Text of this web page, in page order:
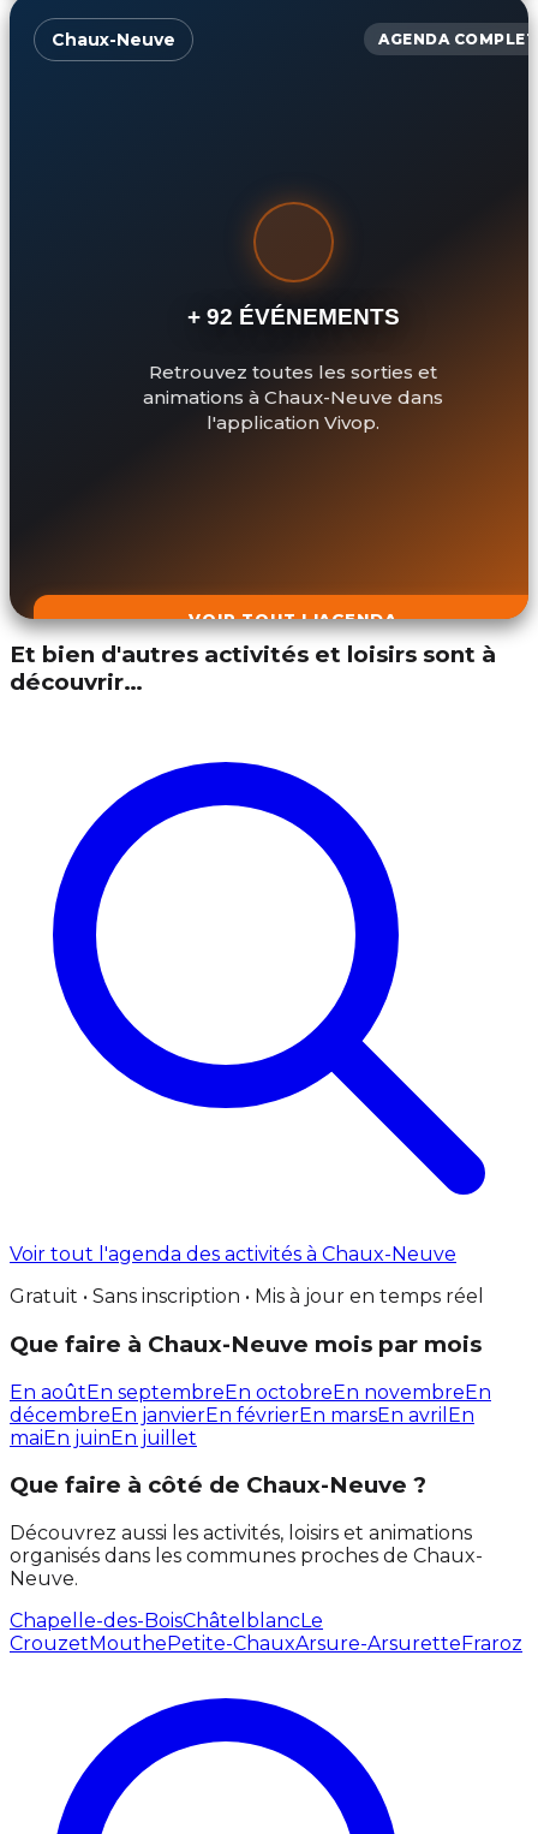
Chaux-Neuve AGENDA COMPLET
+ 92 ÉVÉNEMENTS
Retrouvez toutes les sorties et
animations à Chaux-Neuve dans
l'application Vivop.
VOIR TOUT L'AGENDA
Et bien d'autres activités et loisirs sont à
découvrir…
Voir tout l'agenda des activités à Chaux-Neuve
Gratuit • Sans inscription • Mis à jour en temps réel
Que faire à Chaux-Neuve mois par mois
En aoûtEn septembreEn octobreEn novembreEn
décembreEn janvierEn févrierEn marsEn avril En
maiEn juinEn juillet
Que faire à côté de Chaux-Neuve ?
Découvrez aussi les activités, loisirs et animations
organisés dans les communes proches de Chaux-
Neuve.
Chapelle-des-BoisChâtelblancLe
CrouzetMouthePetite-ChauxArsure-ArsuretteFraroz